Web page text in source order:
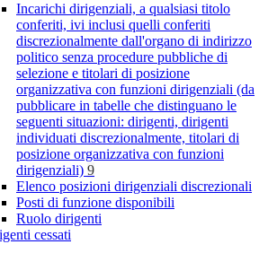
Incarichi dirigenziali, a qualsiasi titolo
conferiti, ivi inclusi quelli conferiti
discrezionalmente dall'organo di indirizzo
politico senza procedure pubbliche di
selezione e titolari di posizione
organizzativa con funzioni dirigenziali (da
pubblicare in tabelle che distinguano le
seguenti situazioni: dirigenti, dirigenti
individuati discrezionalmente, titolari di
posizione organizzativa con funzioni
dirigenziali) 9
Elenco posizioni dirigenziali discrezionali
Posti di funzione disponibili
Ruolo dirigenti
cessati